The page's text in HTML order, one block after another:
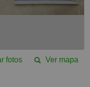
Ver mapa
fotos